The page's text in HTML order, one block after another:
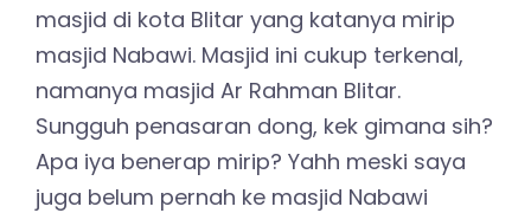
masjid di kota Blitar yang katanya mirip
masjid Nabawi. Masjid ini cukup terkenal,
namanya masjid Ar Rahman Blitar.
Sungguh penasaran dong, kek gimana sih?
Apa iya benerap mirip? Yahh meski saya
juga belum pernah ke masjid Nabawi